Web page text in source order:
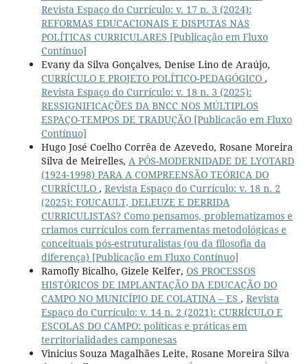
Revista Espaço do Currículo: v. 17 n. 3 (2024):
REFORMAS EDUCACIONAIS E DISPUTAS NAS
POLÍTICAS CURRICULARES [Publicação em Fluxo
Contínuo]
Evany da Silva Gonçalves, Denise Lino de Araújo,
CURRÍCULO E PROJETO POLÍTICO-PEDAGÓGICO ,
Revista Espaço do Currículo: v. 18 n. 3 (2025):
RESSIGNIFICAÇÕES DA BNCC NOS MÚLTIPLOS
ESPAÇO-TEMPOS DE TRADUÇÃO [Publicação em Fluxo
Contínuo]
Hugo José Coelho Corrêa de Azevedo, Rosane Moreira
Silva de Meirelles, A PÓS-MODERNIDADE DE LYOTARD
(1924-1998) PARA A COMPREENSÃO TEÓRICA DO
CURRÍCULO , Revista Espaço do Currículo: v. 18 n. 2
(2025): FOUCAULT, DELEUZE E DERRIDA
CURRICULISTAS? Como pensamos, problematizamos e
criamos currículos com ferramentas metodológicas e
conceituais pós-estruturalistas (ou da filosofia da
diferença) [Publicação em Fluxo Contínuo]
Ramofly Bicalho, Gizele Kelfer, OS PROCESSOS
HISTÓRICOS DE IMPLANTAÇÃO DA EDUCAÇÃO DO
CAMPO NO MUNICÍPIO DE COLATINA – ES , Revista
Espaço do Currículo: v. 14 n. 2 (2021): CURRÍCULO E
ESCOLAS DO CAMPO: políticas e práticas em
territorialidades camponesas
Vinicius Souza Magalhães Leite, Rosane Moreira Silva